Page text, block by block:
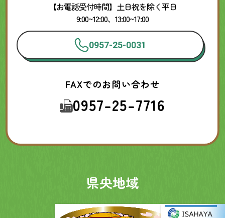
【お電話受付時間】土日祝を除く平日
9:00~12:00、13:00~17:00
0957-25-0031
FAXでのお問い合わせ
0957-25-7716
県央地域